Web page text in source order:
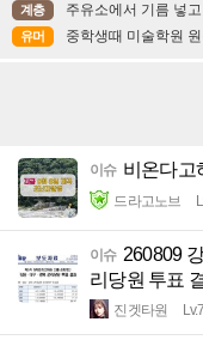
계층 주유소에서 기름 넣
유머 중학생때 미술학원
이슈 비온다고
드라고노브
이슈 260809
리당원 투표
진겟타원